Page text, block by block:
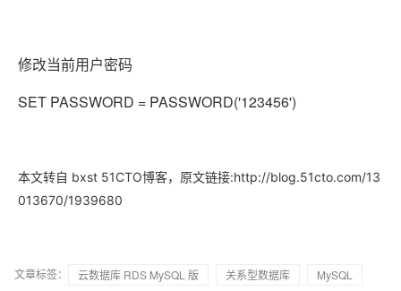
修改当前用户密码
SET PASSWORD = PASSWORD('123456')
本文转自 bxst 51CTO博客，原文链接:http://blog.51cto.com/13
013670/1939680
文章标签： 云数据库 RDS MySQL 版 关系型数据库
MySQL